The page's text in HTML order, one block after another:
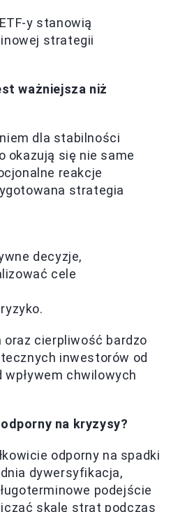
y stanowią
strategii
ważniejsza niż
dla stabilności
okazują się nie same
reakcje
strategia
decyzje,
cele
oraz cierpliwość bardzo
inwestorów od
wpływem chwilowych
na kryzysy?
odporny na spadki
dywersyfikacja,
podejście
skalę strat podczas